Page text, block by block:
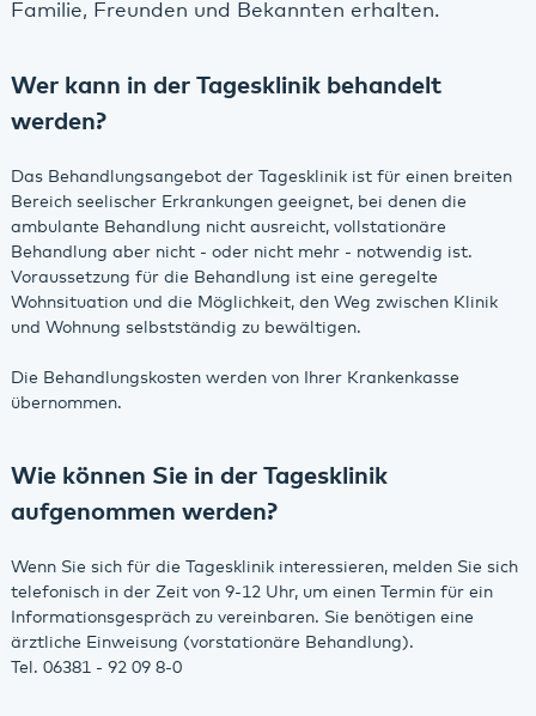
Familie, Freunden und Bekannten erhalten.
Wer kann in der Tagesklinik behandelt
werden?
Das Behandlungsangebot der Tagesklinik ist für einen breiten
Bereich seelischer Erkrankungen geeignet, bei denen die
ambulante Behandlung nicht ausreicht, vollstationäre
Behandlung aber nicht - oder nicht mehr - notwendig ist.
Voraussetzung für die Behandlung ist eine geregelte
Wohnsituation und die Möglichkeit, den Weg zwischen Klinik
und Wohnung selbstständig zu bewältigen.
Die Behandlungskosten werden von Ihrer Krankenkasse
übernommen.
Wie können Sie in der Tagesklinik
aufgenommen werden?
Wenn Sie sich für die Tagesklinik interessieren, melden Sie sich
telefonisch in der Zeit von 9-12 Uhr, um einen Termin für ein
Informationsgespräch zu vereinbaren. Sie benötigen eine
ärztliche Einweisung (vorstationäre Behandlung).
Tel. 06381 - 92 09 8-0